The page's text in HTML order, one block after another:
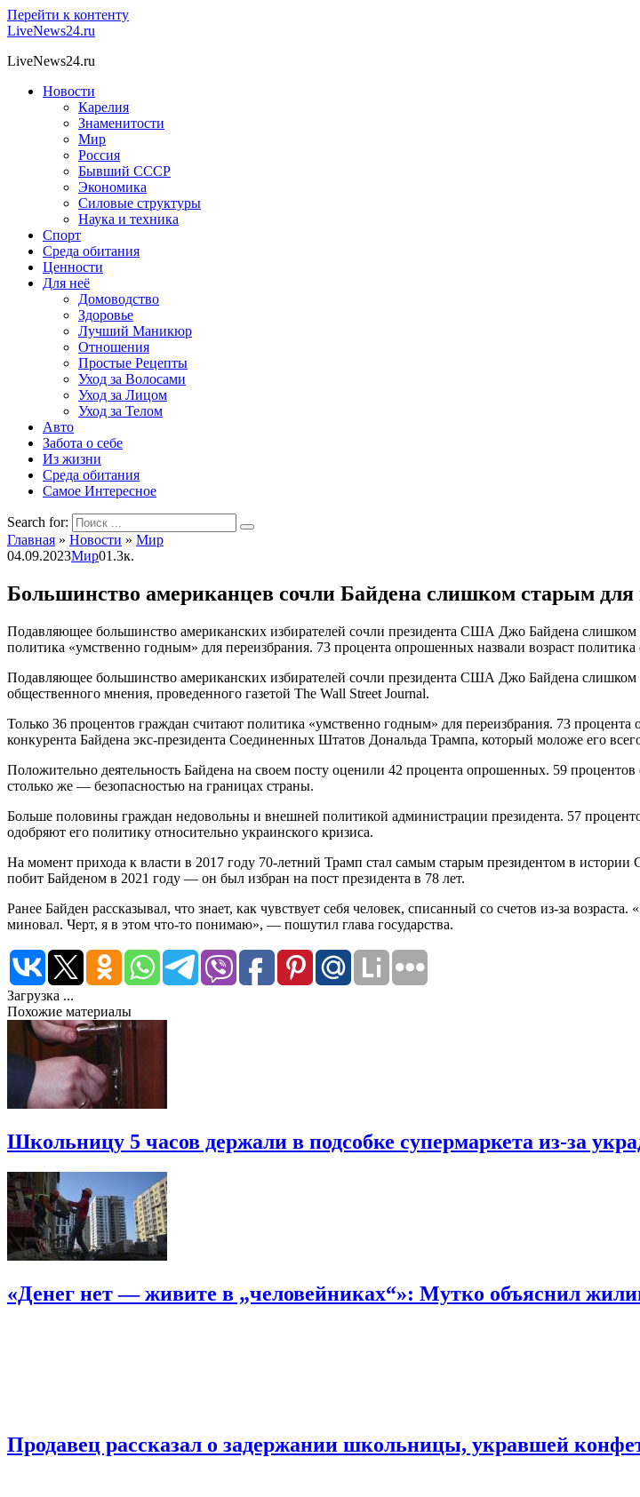
Перейти к контенту
LiveNews24.ru
LiveNews24.ru
Новости
Карелия
Знаменитости
Мир
Россия
Бывший СССР
Экономика
Силовые структуры
Наука и техника
Спорт
Среда обитания
Ценности
Для неё
Домоводство
Здоровье
Лучший Маникюр
Отношения
Простые Рецепты
Уход за Волосами
Уход за Лицом
Уход за Телом
Авто
Забота о себе
Из жизни
Среда обитания
Самое Интересное
Search for:
Главная » Новости » Мир
04.09.2023Мир01.3к.
Большинство американцев сочли Байдена слишком старым для
Подавляющее большинство американских избирателей сочли президента США Джо Байдена слишком
политика «умственно годным» для переизбрания. 73 процента опрошенных назвали возраст
Подавляющее большинство американских избирателей сочли президента США Джо Байдена слишком
общественного мнения, проведенного газетой The Wall Street Journal.
Только 36 процентов граждан считают политика «умственно годным» для переизбрания. 73
конкурента Байдена экс-президента Соединенных Штатов Дональда Трампа, который моложе его
Положительно деятельность Байдена на своем посту оценили 42 процента опрошенных. 59
столько же — безопасностью на границах страны.
Больше половины граждан недовольны и внешней политикой администрации президента. 57
одобряют его политику относительно украинского кризиса.
На момент прихода к власти в 2017 году 70-летний Трамп стал самым старым президентом в
побит Байденом в 2021 году — он был избран на пост президента в 78 лет.
Ранее Байден рассказывал, что знает, как чувствует себя человек, списанный со счетов из-за
миновал. Черт, я в этом что-то понимаю», — пошутил глава государства.
Загрузка ...
Похожие материалы
Школьницу 5 часов держали в подсобке супермаркета из-за
«Денег нет — живите в „человейниках“»: Мутко объяснил
Продавец рассказал о задержании школьницы, укравшей